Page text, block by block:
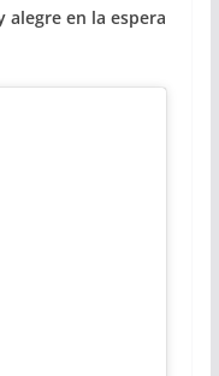
alegre en la espera